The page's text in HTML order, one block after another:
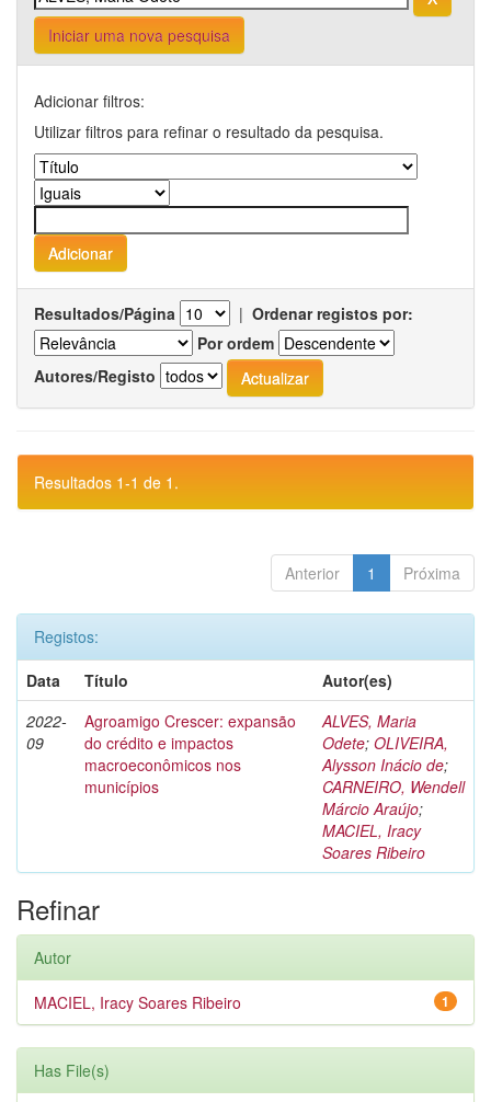
Iniciar uma nova pesquisa
Adicionar filtros:
Utilizar filtros para refinar o resultado da pesquisa.
Resultados/Página | Ordenar registos por:
Por ordem
Autores/Registo
Resultados 1-1 de 1.
Anterior 1 Próxima
Registos:
Data
Título
Autor(es)
2022-
09
Agroamigo Crescer: expansão
do crédito e impactos
macroeconômicos nos
municípios
ALVES, Maria
Odete; OLIVEIRA,
Alysson Inácio de;
CARNEIRO, Wendell
Márcio Araújo;
MACIEL, Iracy
Soares Ribeiro
Refinar
Autor
1
MACIEL, Iracy Soares Ribeiro
Has File(s)